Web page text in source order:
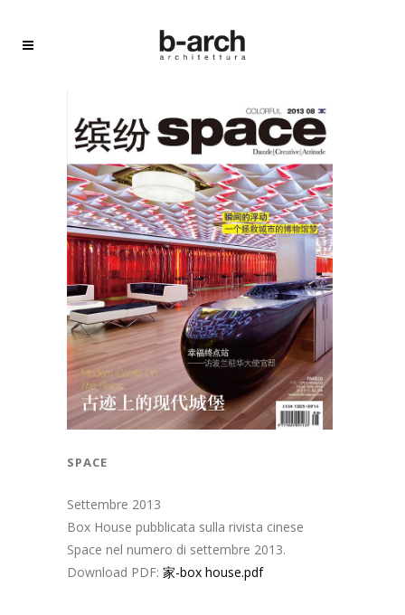
space
Settembre 2013
Box House pubblicata sulla rivista cinese
Space nel numero di settembre 2013.
Download PDF: 家-box house.pdf